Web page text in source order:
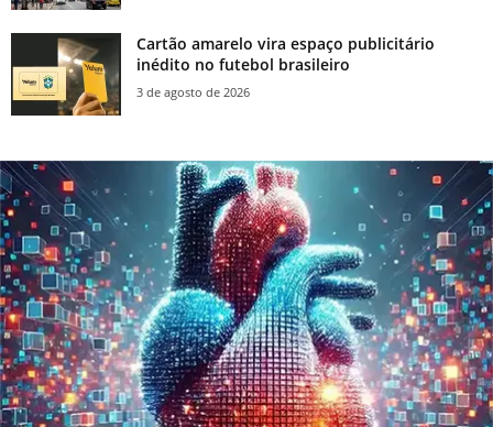
Cartão amarelo vira espaço publicitário
inédito no futebol brasileiro
3 de agosto de 2026